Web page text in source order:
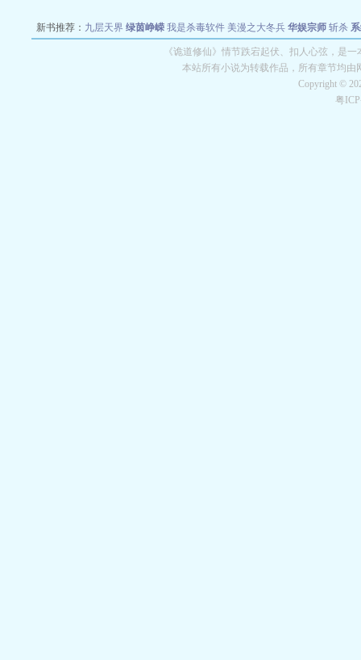
新书推荐： 九层天界 绿茵峥嵘 我是杀毒软件 美漫之大冬兵 华娱宗师 斩杀
教练万岁 都市全能巨星 绝对交易 全职武神 位面复
《诡道修仙》情节跌宕起伏、扣人心弦，是
本站所有小说为转载作品，所有章节均
Copyright ©
粤